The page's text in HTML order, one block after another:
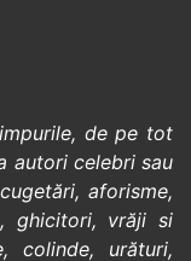
de pe tot
autori celebrisau
cugetări,aforisme,
, ghicitori, vrăji si
, colinde, urături,